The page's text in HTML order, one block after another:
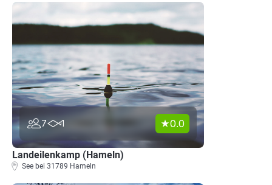
7 1 0.0
Landeilenkamp (Hameln)
See bei 31789 Hameln